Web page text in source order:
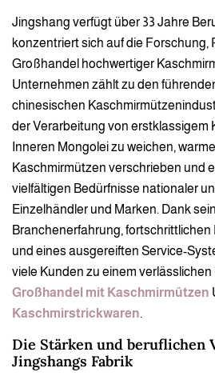
Jingshang verfügt über 33 Jahre
konzentriert sich auf die Forschung,
Großhandel hochwertiger
Unternehmen zählt zu den
chinesischen
der Verarbeitung von erstklassigem
Inneren Mongolei zu weichen,
Kaschmirmützen verschrieben und
vielfältigen Bedürfnisse nationaler
Einzelhändler und Marken. Dank
Branchenerfahrung,
und eines ausgereiften Service-
viele Kunden zu einem
Großhandel mit Kaschmirmützen
Kaschmirstrickwaren.
Die Stärken und beruflichen
Jingshangs Fabrik